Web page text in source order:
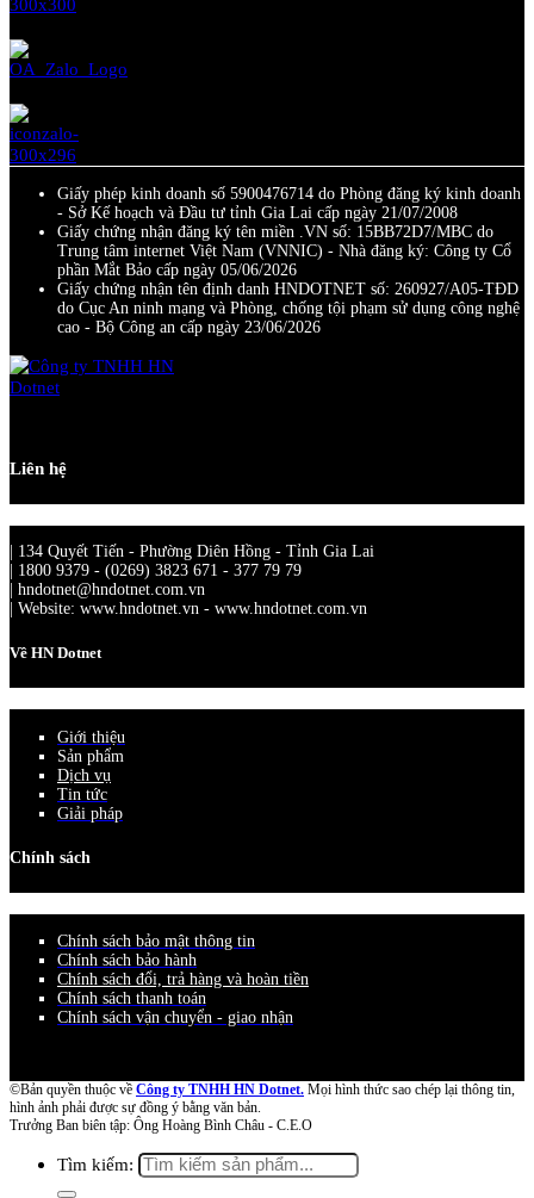
Giấy phép kinh doanh số 5900476714 do Phòng đăng ký kinh doanh
- Sở Kế hoạch và Đầu tư tỉnh Gia Lai cấp ngày 21/07/2008
Giấy chứng nhận đăng ký tên miền .VN số: 15BB72D7/MBC do
Trung tâm internet Việt Nam (VNNIC) - Nhà đăng ký: Công ty Cổ
phần Mắt Bảo cấp ngày 05/06/2026
Giấy chứng nhận tên định danh HNDOTNET số: 260927/A05-TĐD
do Cục An ninh mạng và Phòng, chống tội phạm sử dụng công nghệ
cao - Bộ Công an cấp ngày 23/06/2026
Liên hệ
| 134 Quyết Tiến - Phường Diên Hồng - Tỉnh Gia Lai
| 1800 9379 - (0269) 3823 671 - 377 79 79
| hndotnet@hndotnet.com.vn
| Website: www.hndotnet.vn - www.hndotnet.com.vn
Về HN Dotnet
Giới thiệu
Sản phẩm
Dịch vụ
Tin tức
Giải pháp
Chính sách
Chính sách bảo mật thông tin
Chính sách bảo hành
Chính sách đổi, trả hàng và hoàn tiền
Chính sách thanh toán
Chính sách vận chuyển - giao nhận
©Bản quyền thuộc về Công ty TNHH HN Dotnet. Mọi hình thức sao chép lại thông tin,
hình ảnh phải được sự đồng ý bằng văn bản.
Trưởng Ban biên tập: Ông Hoàng Bình Châu - C.E.O
Tìm kiếm: